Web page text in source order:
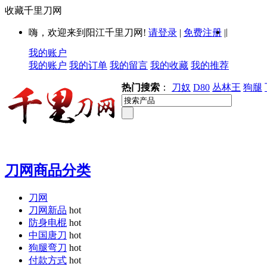
收藏千里刀网
嗨，欢迎来到阳江千里刀网! 请登录 | 免费注册 ||
我的账户
我的账户 我的订单 我的留言 我的收藏 我的推荐
热门搜索 ： 刀奴 D80 丛林王 狗腿
刀网商品分类
刀网
刀网新品 hot
防身电棍 hot
中国唐刀 hot
狗腿弯刀 hot
付款方式 hot